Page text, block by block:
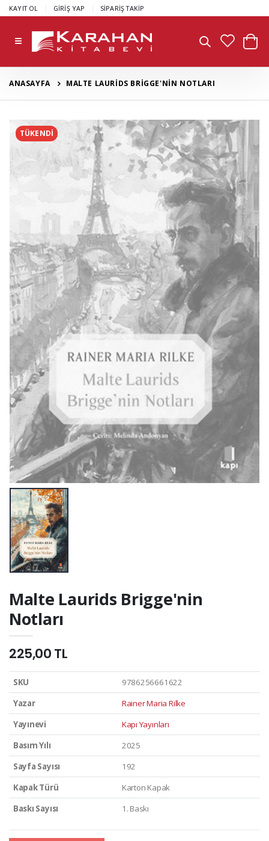
KAYIT OL GİRİŞ YAP SİPARİŞ TAKİP
ANASAYFA MALTE LAURİDS BRİGGE'NİN NOTLARI
TÜKENDİ
Malte Laurids Brigge'nin
Notları
225,00 TL
SKU
9786256661622
Yazar
Rainer Maria Rilke
Yayınevi
Kapı Yayınları
Basım Yılı
2025
Sayfa Sayısı
192
Kapak Türü
Karton Kapak
Baskı Sayısı
1. Baskı